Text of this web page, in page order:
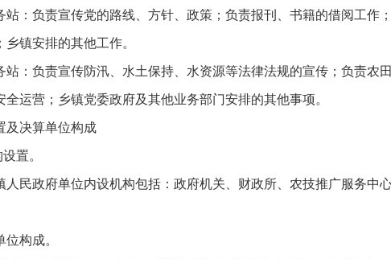
站：负责宣传党的路线、方针、政策；负责报刊、书籍的借阅工
镇安排的其他工作。
站：负责宣传防汛、水土保持、水资源等法律法规的宣传；负责
运营；乡镇党委政府及其他业务部门安排的其他事项。
及决算单位构成
置。
人民政府单位内设机构包括：政府机关、财政所、农技推广服务中
位构成。